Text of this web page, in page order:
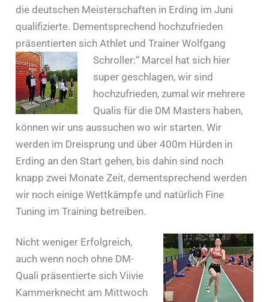
die deutschen Meisterschaften in Erding im Juni
qualifizierte. Dementsprechend hochzufrieden
präsentierten sich Athlet und Trainer Wolfgang
Schroller:“ Marcel hat sich hier
super geschlagen, wir sind
hochzufrieden, zumal wir mehrere
Qualis für die DM Masters haben,
können wir uns aussuchen wo wir starten. Wir
werden im Dreisprung und über 400m Hürden in
Erding an den Start gehen, bis dahin sind noch
knapp zwei Monate Zeit, dementsprechend werden
wir noch einige Wettkämpfe und natürlich Fine
Tuning im Training betreiben.
Nicht weniger Erfolgreich,
auch wenn noch ohne DM-
Quali präsentierte sich Viivie
Kammerknecht am Mittwoch